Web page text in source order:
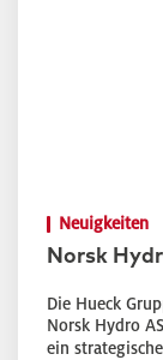
Neuigkeiten
Norsk
Die Hueck
Norsk Hydro
ein